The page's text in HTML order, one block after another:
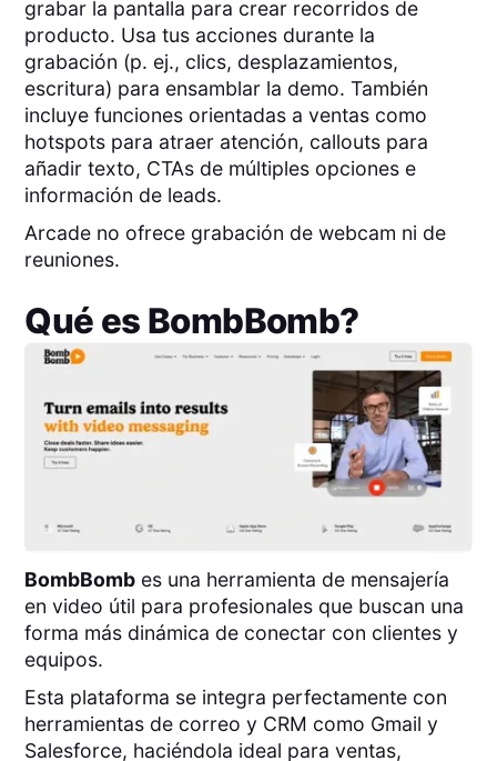
grabar la pantalla para crear recorridos de
producto. Usa tus acciones durante la
grabación (p. ej., clics, desplazamientos,
escritura) para ensamblar la demo. También
incluye funciones orientadas a ventas como
hotspots para atraer atención, callouts para
añadir texto, CTAs de múltiples opciones e
información de leads.
Arcade no ofrece grabación de webcam ni de
reuniones.
Qué es BombBomb?
BombBomb es una herramienta de mensajería
en video útil para profesionales que buscan una
forma más dinámica de conectar con clientes y
equipos.
Esta plataforma se integra perfectamente con
herramientas de correo y CRM como Gmail y
Salesforce, haciéndola ideal para ventas,